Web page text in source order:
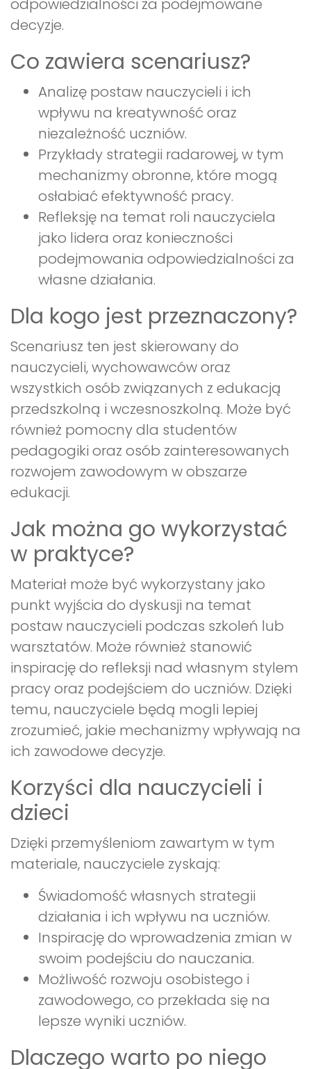
odpowiedzialności za podejmowane
decyzje.
Co zawiera scenariusz?
Analizę postaw nauczycieli i ich
wpływu na kreatywność oraz
niezależność uczniów.
Przykłady strategii radarowej, w tym
mechanizmy obronne, które mogą
osłabiać efektywność pracy.
Refleksję na temat roli nauczyciela
jako lidera oraz konieczności
podejmowania odpowiedzialności za
własne działania.
Dla kogo jest przeznaczony?
Scenariusz ten jest skierowany do
nauczycieli, wychowawców oraz
wszystkich osób związanych z edukacją
przedszkolną i wczesnoszkolną. Może być
również pomocny dla studentów
pedagogiki oraz osób zainteresowanych
rozwojem zawodowym w obszarze
edukacji.
Jak można go wykorzystać
w praktyce?
Materiał może być wykorzystany jako
punkt wyjścia do dyskusji na temat
postaw nauczycieli podczas szkoleń lub
warsztatów. Może również stanowić
inspirację do refleksji nad własnym stylem
pracy oraz podejściem do uczniów. Dzięki
temu, nauczyciele będą mogli lepiej
zrozumieć, jakie mechanizmy wpływają na
ich zawodowe decyzje.
Korzyści dla nauczycieli i
dzieci
Dzięki przemyśleniom zawartym w tym
materiale, nauczyciele zyskają:
Świadomość własnych strategii
działania i ich wpływu na uczniów.
Inspirację do wprowadzenia zmian w
swoim podejściu do nauczania.
Możliwość rozwoju osobistego i
zawodowego, co przekłada się na
lepsze wyniki uczniów.
Dlaczego warto po niego